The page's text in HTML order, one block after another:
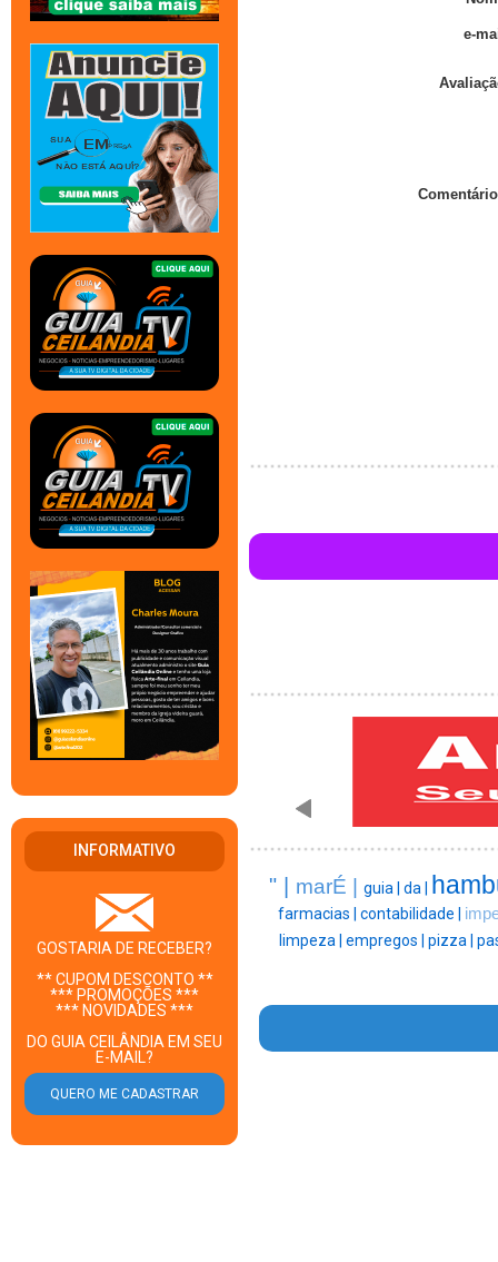
INFORMATIVO
GOSTARIA DE RECEBER?
** CUPOM DESCONTO **
*** PROMOÇÕES ***
*** NOVIDADES ***
DO GUIA CEILÂNDIA EM SEU
E-MAIL?
e-
" | marÉ | guia | da |
farmacias | contabilidade |
limpeza | empregos | pizza |